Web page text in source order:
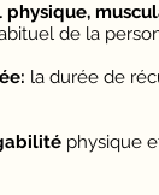
de la
la durée de
physique